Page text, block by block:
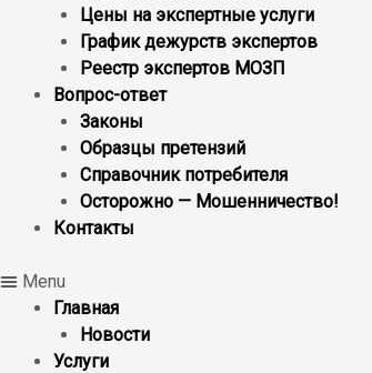
Цены на экспертные услуги
График дежурств экспертов
Реестр экcпертов МОЗП
Вопрос-ответ
Законы
Образцы претензий
Справочник потребителя
Осторожно — Мошенничество!
Контакты
Menu
Главная
Новости
Услуги